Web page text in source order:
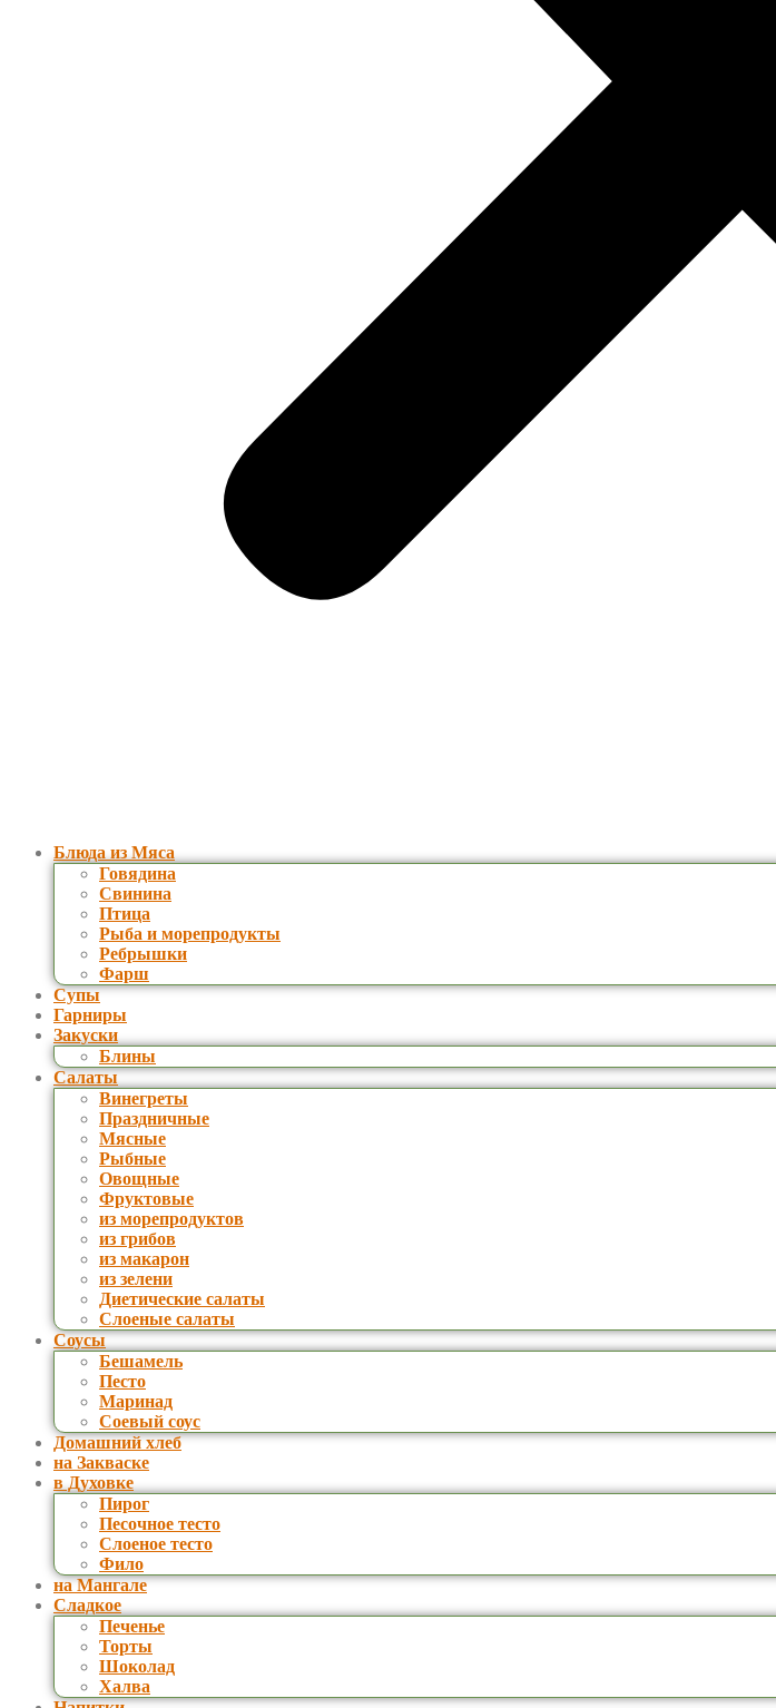
Блюда из Мяса
Говядина
Свинина
Птица
Рыба и морепродукты
Ребрышки
Фарш
Супы
Гарниры
Закуски
Блины
Салаты
Винегреты
Праздничные
Мясные
Рыбные
Овощные
Фруктовые
из морепродуктов
из грибов
из макарон
из зелени
Диетические салаты
Слоеные салаты
Соусы
Бешамель
Песто
Маринад
Соевый соус
Домашний хлеб
на Закваске
в Духовке
Пирог
Песочное тесто
Слоеное тесто
Фило
на Мангале
Сладкое
Печенье
Торты
Шоколад
Халва